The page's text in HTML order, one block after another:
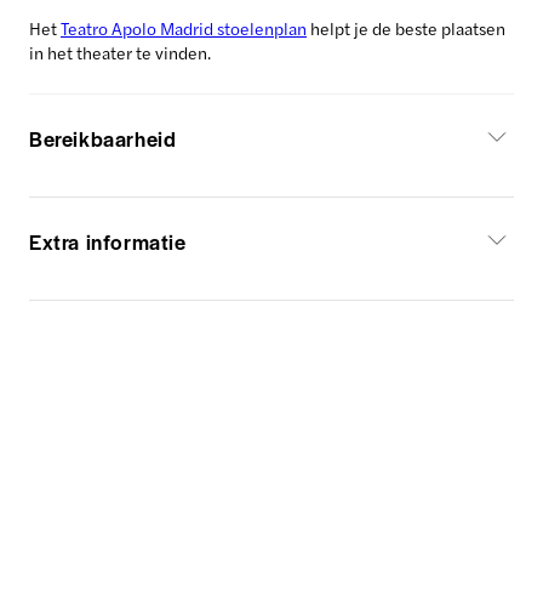
HetTeatro Apolo Madrid stoelenplan helpt je de beste plaatsen
in het theater te vinden.
Bereikbaarheid
Extra informatie